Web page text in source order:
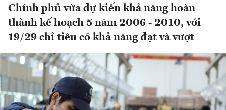
Chính phủ vừa dự kiến khả năng hoàn
thành kế hoạch 5 năm 2006 - 2010, với
19/29 chỉ tiêu có khả năng đạt và vượt